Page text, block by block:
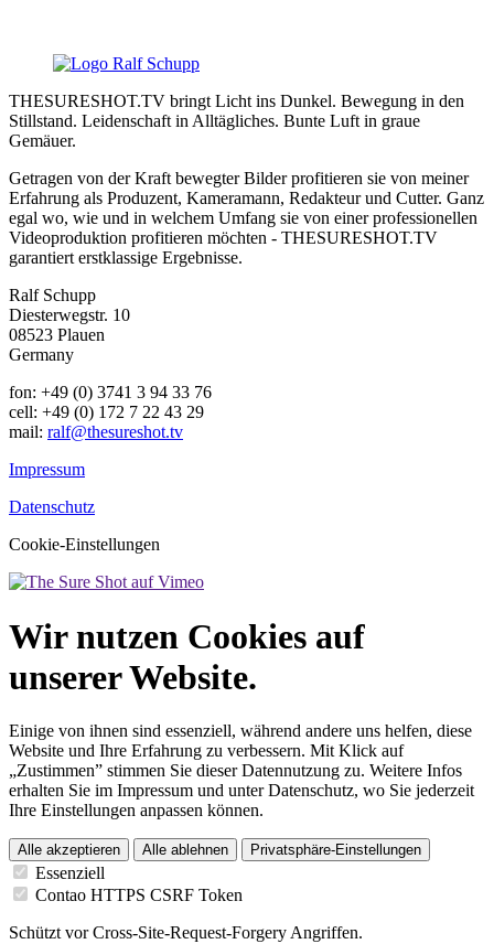
THESURESHOT.TV bringt Licht ins Dunkel. Bewegung in den
Stillstand. Leidenschaft in Alltägliches. Bunte Luft in graue
Gemäuer.
Getragen von der Kraft bewegter Bilder profitieren sie von meiner
Erfahrung als Produzent, Kameramann, Redakteur und Cutter. Ganz
egal wo, wie und in welchem Umfang sie von einer professionellen
Videoproduktion profitieren möchten - THESURESHOT.TV
garantiert erstklassige Ergebnisse.
Ralf Schupp
Diesterwegstr. 10
08523 Plauen
Germany
fon: +49 (0) 3741 3 94 33 76
cell: +49 (0) 172 7 22 43 29
mail: ralf@thesureshot.tv
Impressum
Datenschutz
Cookie-Einstellungen
Wir nutzen Cookies auf
unserer Website.
Einige von ihnen sind essenziell, während andere uns helfen, diese
Website und Ihre Erfahrung zu verbessern. Mit Klick auf
„Zustimmen” stimmen Sie dieser Datennutzung zu. Weitere Infos
erhalten Sie im Impressum und unter Datenschutz, wo Sie jederzeit
Ihre Einstellungen anpassen können.
Alle akzeptieren Alle ablehnen Privatsphäre-Einstellungen
Essenziell
Contao HTTPS CSRF Token
Schützt vor Cross-Site-Request-Forgery Angriffen.